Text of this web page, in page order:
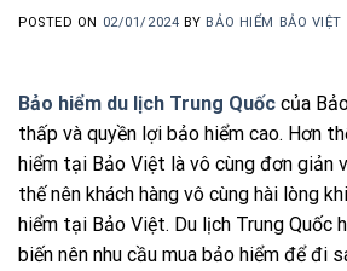
POSTED ON 02/01/2024 BY BẢO HIỂM BẢO VIỆT
Bảo hiểm du lịch Trung Quốc của
thấp và quyền lợi bảo hiểm cao. Hơn
hiểm tại Bảo Việt là vô cùng đơn giản
thế nên khách hàng vô cùng hài lòng
hiểm tại Bảo Việt. Du lịch Trung Quốc
biến nên nhu cầu mua bảo hiểm để đi